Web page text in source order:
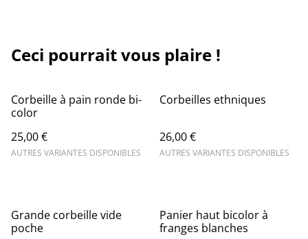
Ceci pourrait vous plaire !
Corbeille à pain ronde bi-
color
25,00 €
AUTRES VARIANTES DISPONIBLES
Corbeilles ethniques
26,00 €
AUTRES VARIANTES DISPONIBLES
Grande corbeille vide
poche
Panier haut bicolor à
franges blanches